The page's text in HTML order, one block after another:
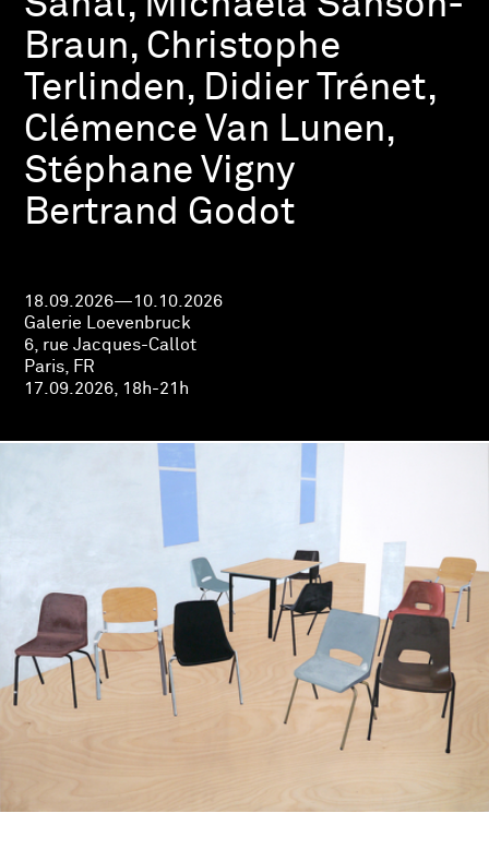
Braun, Christophe
Terlinden, Didier Trénet,
Clémence Van Lunen,
Stéphane Vigny
Bertrand Godot
18.09.2026—10.10.2026
Galerie Loevenbruck
6, rue Jacques-Callot
Paris, FR
17.09.2026, 18h-21h